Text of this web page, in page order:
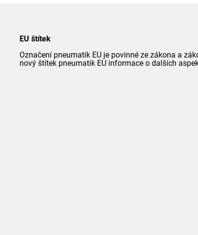
EU štítek
Označení pneumatik EU je povinné ze zákona a
nový štítek pneumatik EU informace o dalších